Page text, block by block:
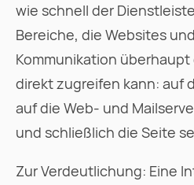
wie schnell der
Bereiche, die Websites
Kommunikation
direkt zugreifen kann: auf
auf die Web- und
und schließlich die Seite
Zur Verdeutlichung: Eine